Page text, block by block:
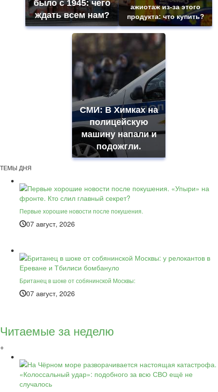
было с 1945: чего
ждать всем нам?
ажиотаж из-за этого
продукта: что купить?
СМИ: В Химках на
полицейскую
машину напали и
подожгли.
ТЕМЫ ДНЯ
Первые хорошие новости после покушения.
07 август, 2026
Британец в шоке от собянинской Москвы:
07 август, 2026
Читаемые за неделю
+